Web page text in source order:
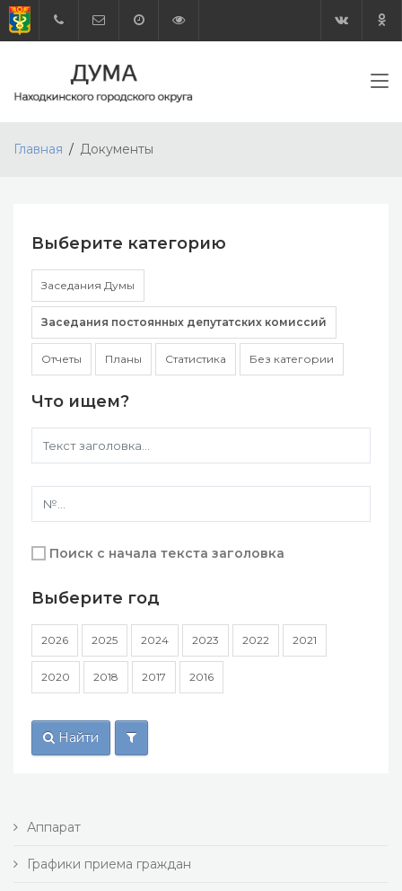
Главная Документы
Выберите категорию
Заседания Думы
Заседания постоянных депутатских комиссий
Отчеты Планы Статистика Без категории
Что ищем?
Поиск с начала текста заголовка
Выберите год
2026 2025 2024 2023 2022 2021
2020 2018 2017 2016
Найти
Аппарат
Графики приема граждан